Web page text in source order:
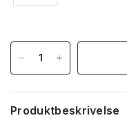
Produktbeskrivelse